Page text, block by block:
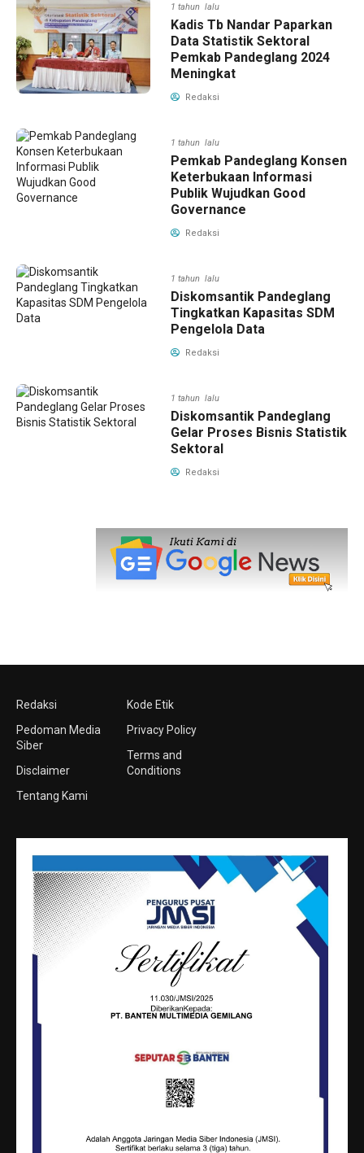
1 tahun lalu
Kadis Tb Nandar Paparkan
Data Statistik Sektoral
Pemkab Pandeglang 2024
Meningkat
Redaksi
1 tahun lalu
Pemkab Pandeglang Konsen
Keterbukaan Informasi
Publik Wujudkan Good
Governance
Redaksi
1 tahun lalu
Diskomsantik Pandeglang
Tingkatkan Kapasitas SDM
Pengelola Data
Redaksi
1 tahun lalu
Diskomsantik Pandeglang
Gelar Proses Bisnis Statistik
Sektoral
Redaksi
Redaksi
Pedoman Media
Siber
Disclaimer
Tentang Kami
Kode Etik
Privacy Policy
Terms and
Conditions